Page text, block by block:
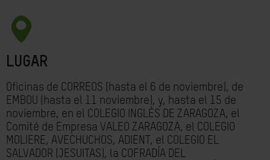
LUGAR
Oficinas de CORREOS (hasta el 6 de noviembre), de
EMBOU (hasta el 11 noviembre), y, hasta el 15 de
noviembre, en el COLEGIO INGLÉS DE ZARAGOZA, el
Comité de Empresa VALEO ZARAGOZA, el COLEGIO
MOLIERE, AVECHUCHOS, ADIENT, el COLEGIO EL
SALVADOR (JESUITAS), la COFRADÍA DEL